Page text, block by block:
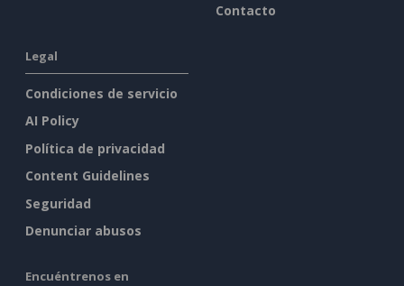
Contacto
Legal
Condiciones de servicio
AI Policy
Política de privacidad
Content Guidelines
Seguridad
Denunciar abusos
Encuéntrenos en